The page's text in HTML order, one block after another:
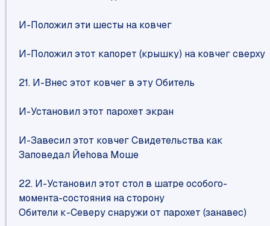
И-Положил эти шесты на ковчег
И-Положил этот капорет (крышку) на ковчег сверху
21. И-Внес этот ковчег в эту Обитель
И-Установил этот парохет экран
И-Завесил этот ковчег Свидетельства как
Заповедал Йеhова Моше
22. И-Установил этот стол в шатре особого-
момента-состояния на сторону
Обители к-Северу снаружи от парохет (занавес)